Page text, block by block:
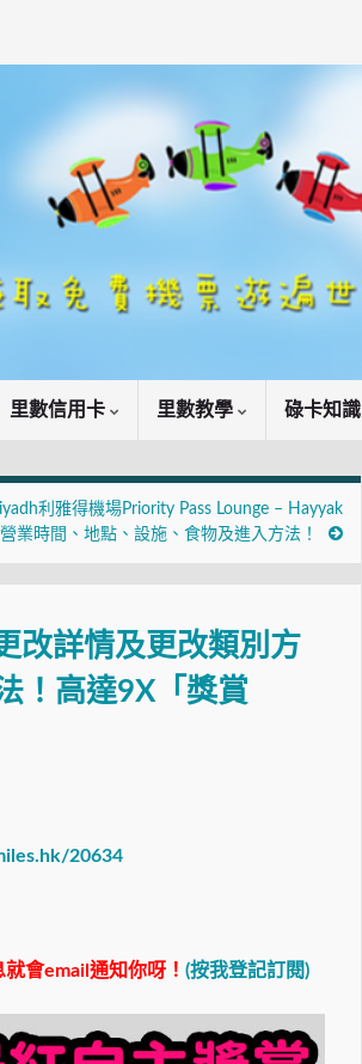
里數信用卡 里數教學 碌卡知識
利雅得機場Priority Pass Lounge – Hayyak
業時間、地點、設施、食物及進入方法！
改詳情及更改類別方
！高達9X「獎賞
20634
會email通知你呀！ (按我登記訂閱)